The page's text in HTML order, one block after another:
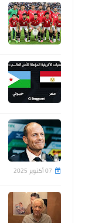
07 أكتوبر 2025